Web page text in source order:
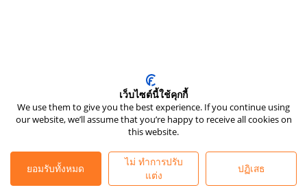
เว็บไซต์นี้ใช้คุกกี้
We use them to give you the best experience. If you continue using
our website, we’ll assume that you’re happy to receive all cookies on
this website.
ยอมรับทั้งหมด
ไม่ ทำการปรับ
แต่ง
ปฏิเสธ